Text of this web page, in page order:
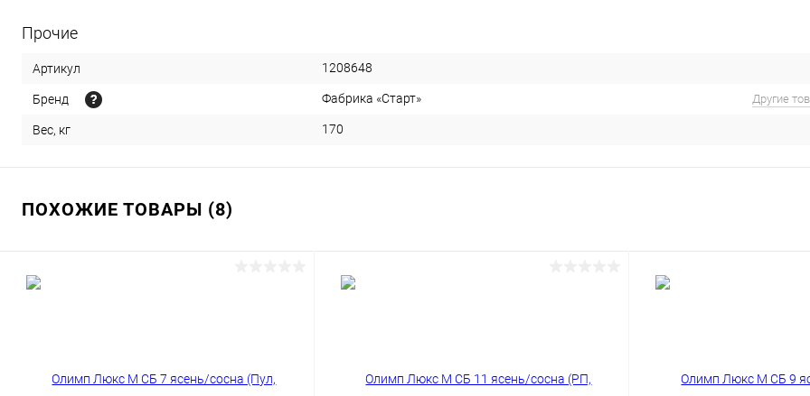
Прочие
Артикул 1208648
Бренд Фабрика «Старт» Другие
Вес, кг 170
ПОХОЖИЕ ТОВАРЫ (8)